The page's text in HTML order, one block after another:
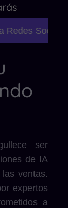
Sociales
ser
de IA
ventas.
expertos
a